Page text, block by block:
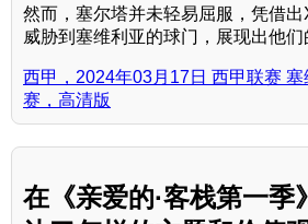
然而，塞尔塔并未轻易屈服，凭借
威胁到塞维利亚的球门，展现出他们
西甲，2024年03月17日 西甲联赛
赛，高清版
在《亲爱的·客栈第一季